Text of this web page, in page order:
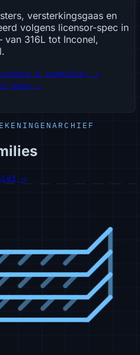
versterkingsgaas en
volgens licensor-spec in
316L tot Inconel,
& supports) →
gaas →
→